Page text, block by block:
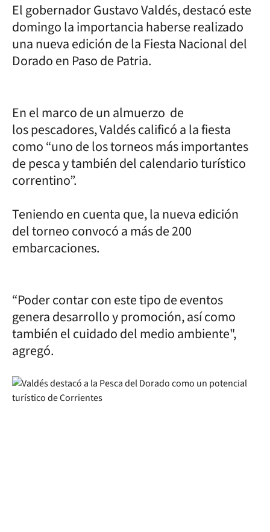
El gobernador Gustavo Valdés, destacó este
domingo la importancia haberse realizado
una nueva edición de la Fiesta Nacional del
Dorado en Paso de Patria.
En el marco de un almuerzo de
los pescadores, Valdés calificó a la fiesta
como “uno de los torneos más importantes
de pesca y también del calendario turístico
correntino”.
Teniendo en cuenta que, la nueva edición
del torneo convocó a más de 200
embarcaciones.
“Poder contar con este tipo de eventos
genera desarrollo y promoción, así como
también el cuidado del medio ambiente",
agregó.